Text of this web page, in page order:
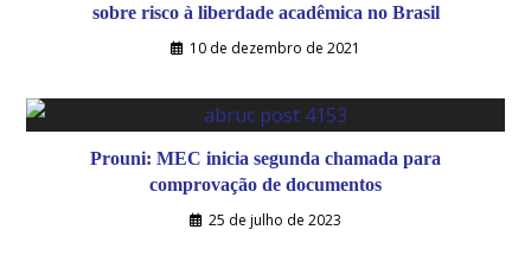
sobre risco à liberdade acadêmica no Brasil
10 de dezembro de 2021
Prouni: MEC inicia segunda chamada para
comprovação de documentos
25 de julho de 2023